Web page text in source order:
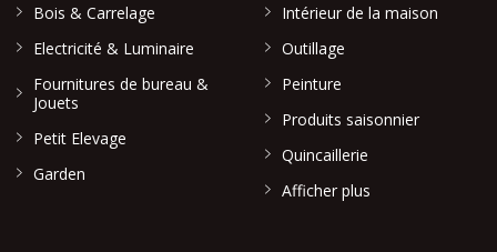
Bois & Carrelage
Electricité & Luminaire
Fournitures de bureau &
Jouets
Petit Elevage
Garden
Intérieur de la maison
Outillage
Peinture
Produits saisonnier
Quincaillerie
Afficher plus